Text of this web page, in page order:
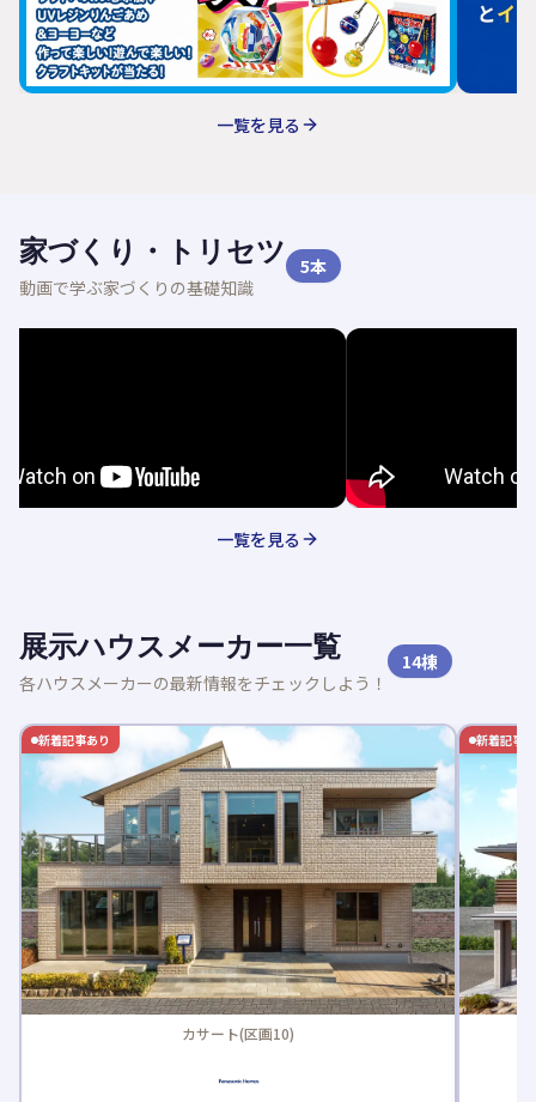
一覧を見る
家づくり・トリセツ
動画で学ぶ家づくりの基礎知識
5本
一覧を見る
展示ハウスメーカー一覧
各ハウスメーカーの最新情報をチェックしよう！
14棟
新着記事あり
カサート(区画10)
新着記事